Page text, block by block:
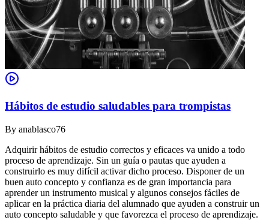
Hábitos de estudio saludables para trompistas
By anablasco76
Adquirir hábitos de estudio correctos y eficaces va unido a todo
proceso de aprendizaje. Sin un guía o pautas que ayuden a
construirlo es muy difícil activar dicho proceso. Disponer de un
buen auto concepto y confianza es de gran importancia para
aprender un instrumento musical y algunos consejos fáciles de
aplicar en la práctica diaria del alumnado que ayuden a construir un
auto concepto saludable y que favorezca el proceso de aprendizaje.